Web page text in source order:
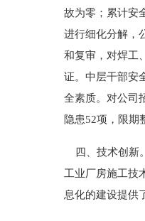
故为零；累计安
进行细化分解，
和复审，对焊工
证。中层干部安
全素质。对公司
隐患52项，限期
四、技术创新
工业厂房施工技
息化的建设提供